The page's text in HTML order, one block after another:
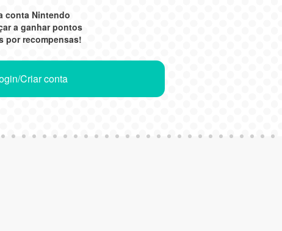
conta Nintendo
a ganhar pontos
por recompensas!
Criar conta